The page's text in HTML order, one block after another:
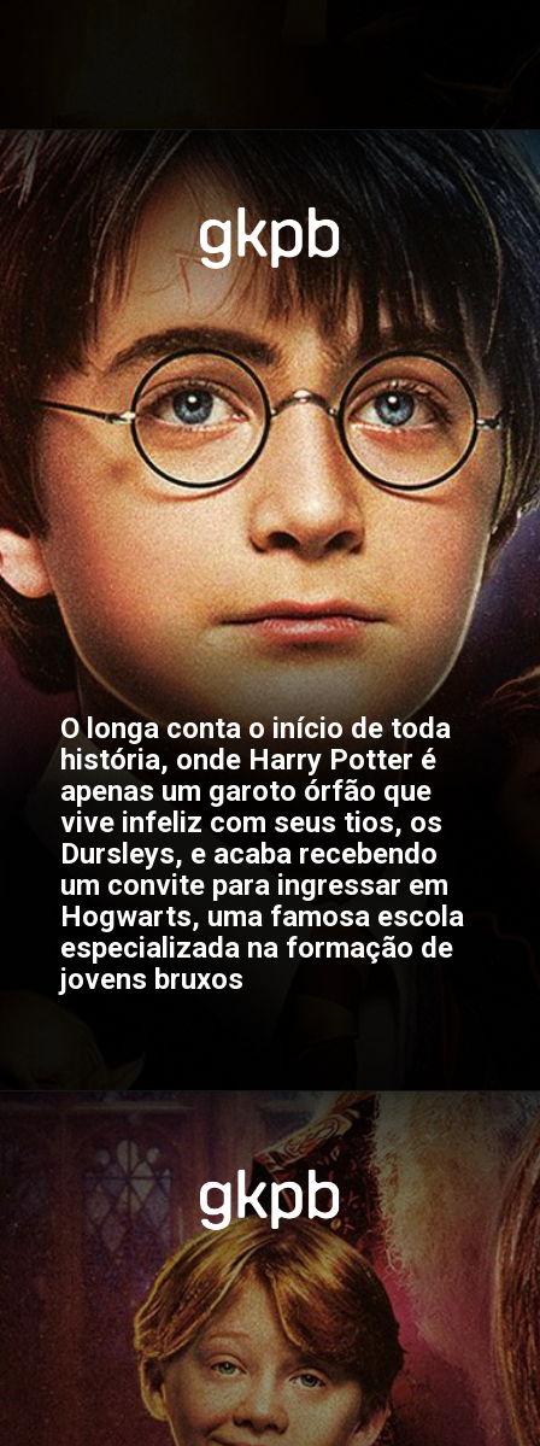
Opening https://gkpb.com.br/79458/cinemark-novas-sessoes-harry-potter/
O longa conta o início de toda
história, onde Harry Potter é
apenas um garoto órfão que
Dursleys, e acaba recebendo
um convite para ingressar em
Hogwarts, uma famosa escola
especializada na formação de
jovens bruxos